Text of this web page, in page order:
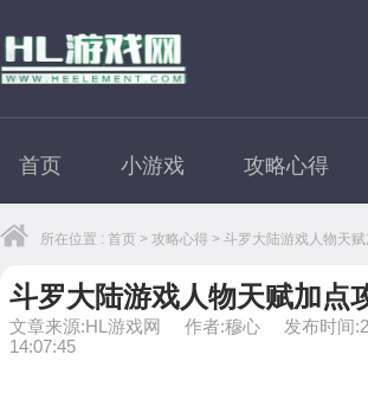
首页 小游戏 攻略心得
所在位置 : 首页 > 攻略心得 > 斗罗大陆游戏人物天
斗罗大陆游戏人物天赋加点
文章来源:HL游戏网 作者:穆心
发布时间
14:07:45